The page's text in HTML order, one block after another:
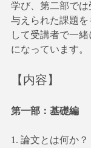
学び、第二部で
与えられた課題
して受講者で一
になっています。
【内容】
第一部：基礎編
1. 論文とは何か？